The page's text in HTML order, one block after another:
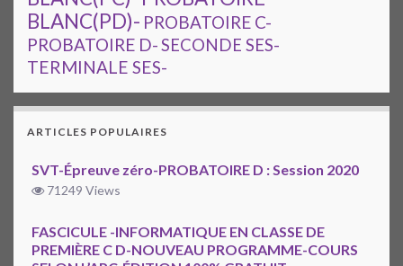
BLANC(PD)- PROBATOIRE C-
PROBATOIRE D-SECONDE SES-
TERMINALE SES-
ARTICLES POPULAIRES
SVT-Épreuve zéro-PROBATOIRE D : Session 2020
71249 Views
FASCICULE -INFORMATIQUE EN CLASSE DE
PREMIÈRE C D-NOUVEAU PROGRAMME-COURS